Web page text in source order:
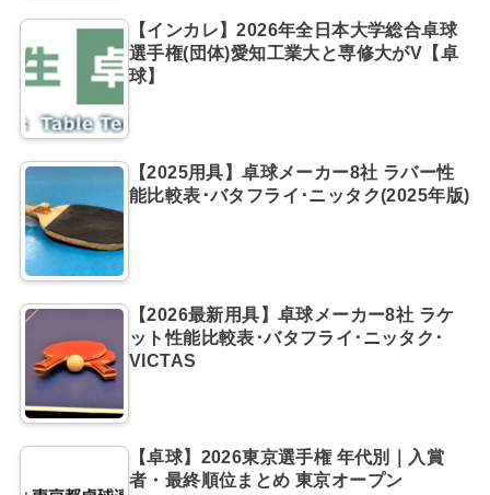
【インカレ】2026年全日本大学総合卓球
選手権(団体)愛知工業大と専修大がV【卓
球】
【2025用具】卓球メーカー8社 ラバー性
能比較表･バタフライ･ニッタク(2025年版)
【2026最新用具】卓球メーカー8社 ラケ
ット性能比較表･バタフライ･ニッタク･
VICTAS
【卓球】2026東京選手権 年代別｜入賞
者・最終順位まとめ 東京オープン